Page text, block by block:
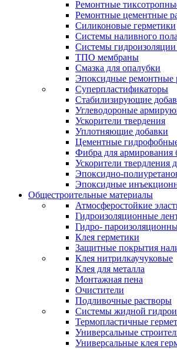
Ремонтные
Ремонтные цементные
Силиконовые герметики
Системы наливного пола
Системы
ТПО мембраны
Смазка для опалубки
Эпоксидные ремонтные
Суперпластификаторы
Стабилизирующие
Углеводороные
Ускорители твердения
Уплотняющие добавки
Цементные
Фибра для армирования
Ускорители твердления
Эпоксидно-
Эпоксидные
Общестроительные материалы
Атмосферостойкие
Гидроизоляционные
Гидро-
Клея герметики
Защитные покрытия
Клея нитрилкаучуковые
Клея для металла
Монтажная пена
Очистители
Подливочные растворы
Системы жидной
Термопластичные
Универсальные
Универсальные клея